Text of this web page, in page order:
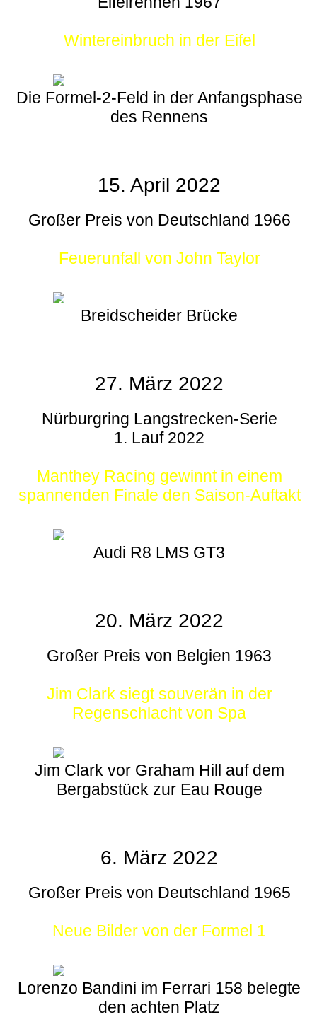
Wintereinbruch in der Eifel
Die Formel-2-Feld in der Anfangsphase
des Rennens
15. April 2022
Großer Preis von Deutschland 1966
Feuerunfall von John Taylor
Breidscheider Brücke
27. März 2022
Nürburgring Langstrecken-Serie
1. Lauf 2022
Manthey Racing gewinnt in einem
spannenden Finale den Saison-Auftakt
Audi R8 LMS GT3
20. März 2022
Großer Preis von Belgien 1963
Jim Clark siegt souverän in der
Regenschlacht von Spa
Jim Clark vor Graham Hill auf dem
Bergabstück zur Eau Rouge
6. März 2022
Großer Preis von Deutschland 1965
Neue Bilder von der Formel 1
Lorenzo Bandini im Ferrari 158 belegte
den achten Platz